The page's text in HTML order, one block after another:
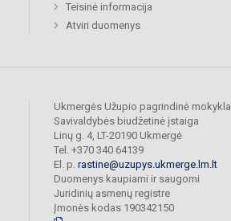
Teisinė informacija
Atviri duomenys
Ukmergės Užupio pagrindinė mokykla
Savivaldybės biudžetinė įstaiga
Linų g. 4, LT-20190 Ukmergė
Tel. +370 340 64139
El. p. rastine@uzupys.ukmerge.lm.lt
Duomenys kaupiami ir saugomi
Juridinių asmenų registre
Įmonės kodas 190342150